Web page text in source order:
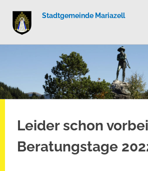
Stadtgemeinde Mariazell
Leider schon
Beratungstage